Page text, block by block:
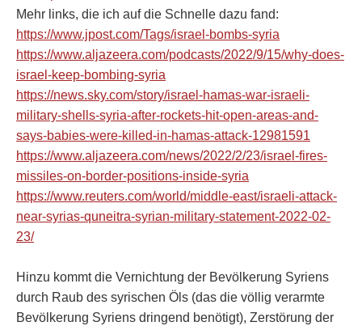
Mehr links, die ich auf die Schnelle dazu fand:
https://www.jpost.com/Tags/israel-bombs-syria
https://www.aljazeera.com/podcasts/2022/9/15/why-does-
israel-keep-bombing-syria
https://news.sky.com/story/israel-hamas-war-israeli-
military-shells-syria-after-rockets-hit-open-areas-and-
says-babies-were-killed-in-hamas-attack-12981591
https://www.aljazeera.com/news/2022/2/23/israel-fires-
missiles-on-border-positions-inside-syria
https://www.reuters.com/world/middle-east/israeli-attack-
near-syrias-quneitra-syrian-military-statement-2022-02-
23/
Hinzu kommt die Vernichtung der Bevölkerung Syriens
durch Raub des syrischen Öls (das die völlig verarmte
Bevölkerung Syriens dringend benötigt), Zerstörung der